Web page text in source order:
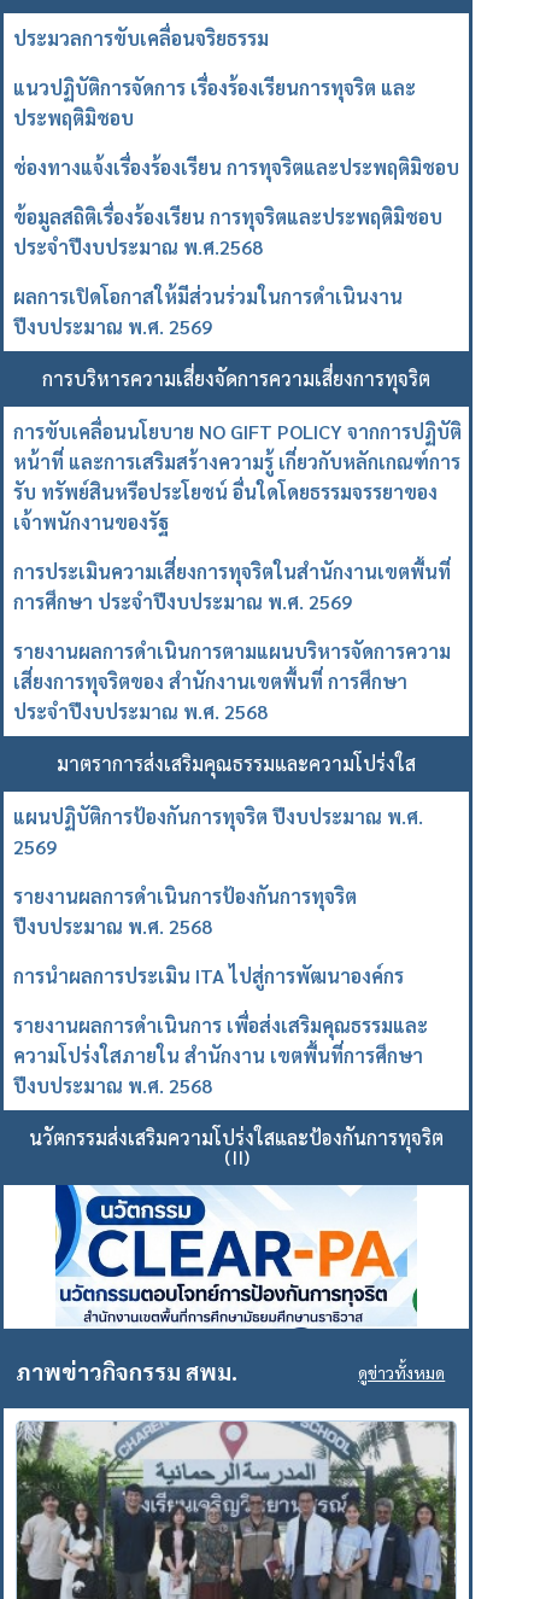
ประมวลการขับเคลื่อนจริยธรรม
แนวปฏิบัติการจัดการ เรื่องร้องเรียนการทุจริต และ
ประพฤติมิชอบ
ช่องทางแจ้งเรื่องร้องเรียน การทุจริตและประพฤติมิชอบ
ข้อมูลสถิติเรื่องร้องเรียน การทุจริตและประพฤติมิชอบ
ประจำปีงบประมาณ พ.ศ.2568
ผลการเปิดโอกาสให้มีส่วนร่วมในการดำเนินงาน
ปีงบประมาณ พ.ศ. 2569
การบริหารความเสี่ยงจัดการความเสี่ยงการทุจริต
การขับเคลื่อนนโยบาย NO GIFT POLICY จากการปฏิบัติ
หน้าที่ และการเสริมสร้างความรู้ เกี่ยวกับหลักเกณฑ์การ
รับ ทรัพย์สินหรือประโยชน์ อื่นใดโดยธรรมจรรยาของ
เจ้าพนักงานของรัฐ
การประเมินความเสี่ยงการทุจริตในสำนักงานเขตพื้นที่
การศึกษา ประจำปีงบประมาณ พ.ศ. 2569
รายงานผลการดำเนินการตามแผนบริหารจัดการความ
เสี่ยงการทุจริตของ สำนักงานเขตพื้นที่ การศึกษา
ประจำปีงบประมาณ พ.ศ. 2568
มาตราการส่งเสริมคุณธรรมและความโปร่งใส
แผนปฏิบัติการป้องกันการทุจริต ปีงบประมาณ พ.ศ.
2569
รายงานผลการดำเนินการป้องกันการทุจริต
ปีงบประมาณ พ.ศ. 2568
การนำผลการประเมิน ITA ไปสู่การพัฒนาองค์กร
รายงานผลการดำเนินการ เพื่อส่งเสริมคุณธรรมและ
ความโปร่งใสภายใน สำนักงาน เขตพื้นที่การศึกษา
ปีงบประมาณ พ.ศ. 2568
นวัตกรรมส่งเสริมความโปร่งใสและป้องกันการทุจริต
(II)
ภาพข่าวกิจกรรม สพม. ดูข่าวทั้งหมด